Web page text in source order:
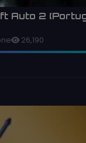
Auto 2
26,190